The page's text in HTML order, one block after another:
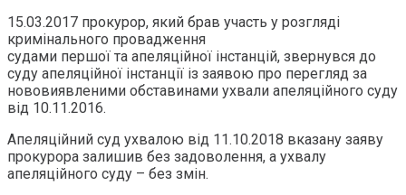
15.03.2017 прокурор, який брав участь у розгляді
кримінального провадження
судами першої та апеляційної інстанцій, звернувся до
суду апеляційної інстанції із заявою про перегляд за
нововиявленими обставинами ухвали апеляційного суду
від 10.11.2016.
Апеляційний суд ухвалою від 11.10.2018 вказану заяву
прокурора залишив без задоволення, а ухвалу
апеляційного суду – без змін.